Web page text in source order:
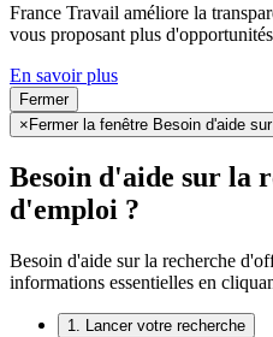
France Travail améliore la
vous proposant plus
En savoir plus
Fermer
× Fermer la fenêtre Besoin d'aide
Besoin d'aide sur la
d'emploi ?
Besoin d'aide sur la recherche
informations essentielles en
1. Lancer votre recherche